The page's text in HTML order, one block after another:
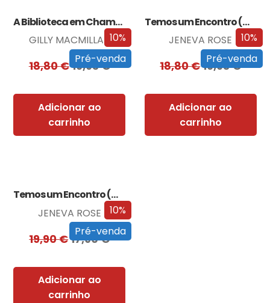
10%
Pré-venda
A Biblioteca em Chamas
GILLY MACMILLAN
18,80€16,93€
Adicionar ao
carrinho
10%
Pré-venda
Temos um Encontro (Outra Vez)
JENEVA ROSE
18,80€16,93€
Adicionar ao
carrinho
10%
Pré-venda
Temos um Encontro (Outra Vez) – Edição…
JENEVA ROSE
19,90€17,90€
Adicionar ao
carrinho